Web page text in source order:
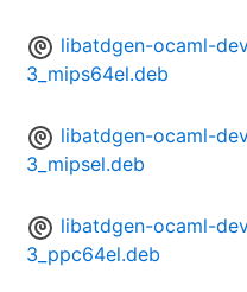
libatdgen-ocaml-
3_mips64el.deb
libatdgen-ocaml-
3_mipsel.deb
libatdgen-ocaml-
3_ppc64el.deb